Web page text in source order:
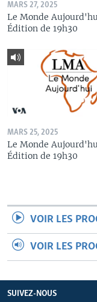
MARS 27, 2025
Le Monde
Édition de 19h30
MARS 25, 2025
Le Monde
Édition de 19h30
VOIR LES
VOIR LES
SUIVEZ-NOUS